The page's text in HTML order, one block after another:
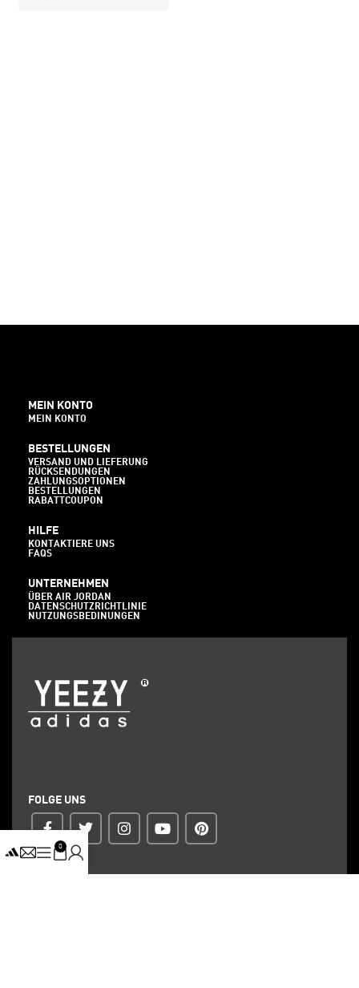
MEIN KONTO
MEIN KONTO
BESTELLUNGEN
VERSAND UND LIEFERUNG
RÜCKSENDUNGEN
ZAHLUNGSOPTIONEN
BESTELLUNGEN
RABATTCOUPON
HILFE
KONTAKTIERE UNS
FAQS
UNTERNEHMEN
ÜBER AIR JORDAN
DATENSCHUTZRICHTLINIE
NUTZUNGSBEDINUNGEN
FOLGE UNS
0